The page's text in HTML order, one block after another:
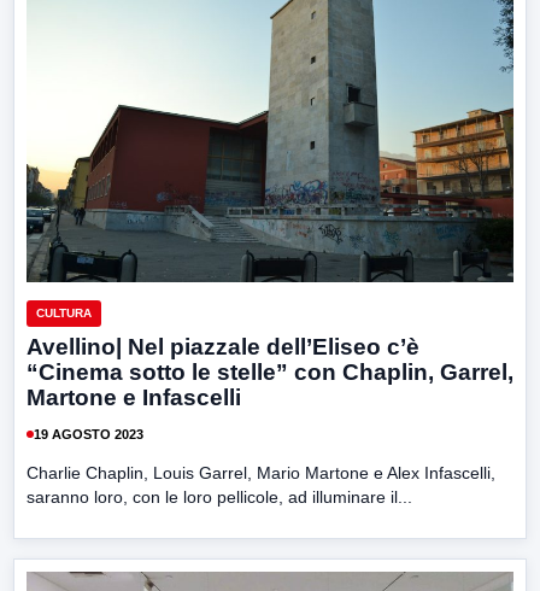
CULTURA
Avellino| Nel piazzale dell’Eliseo c’è
“Cinema sotto le stelle” con Chaplin, Garrel,
Martone e Infascelli
19 AGOSTO 2023
Charlie Chaplin, Louis Garrel, Mario Martone e Alex Infascelli,
saranno loro, con le loro pellicole, ad illuminare il...